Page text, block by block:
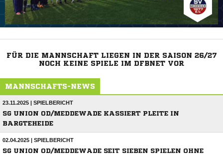
FÜR DIE MANNSCHAFT LIEGEN IN DER SAISON 26/27
NOCH KEINE SPIELE IM DFBNET VOR
MANNSCHAFTS-NEWS
23.11.2025 | SPIELBERICHT
SG UNION OD/MEDDEWADE KASSIERT PLEITE IN
BARGTEHEIDE
02.04.2025 | SPIELBERICHT
SG UNION OD/MEDDEWADE SEIT SIEBEN SPIELEN OHNE